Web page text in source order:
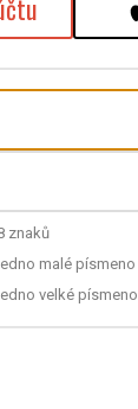
znaků
malé písmeno
velké písmeno